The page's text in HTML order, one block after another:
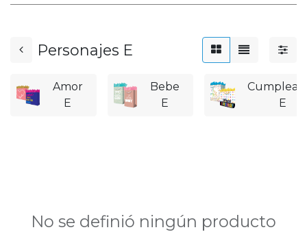
Personajes E
Amor
E
Bebe
E
E
No se definió ningún producto